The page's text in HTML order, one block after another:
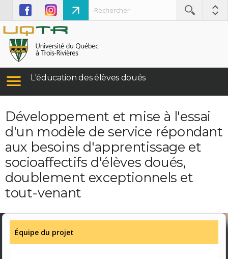
L'éducation des élèves doués
Développement et mise à l'essai
d'un modèle de service répondant
aux besoins d'apprentissage et
socioaffectifs d'élèves doués,
doublement exceptionnels et
tout-venant
Équipe du projet